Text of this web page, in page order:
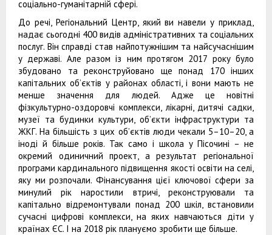
соціально-гуманітарній сфері.
До речі, Регіональний Центр, який ви навели у приклад,
надає сьогодні 400 видів адміністративних та соціальних
послуг. Він справді став найпотужнішим та найсучаснішим
у державі. Але разом із ним протягом 2017 року було
збудовано та реконструйовано ще понад 170 інших
капітальних об’єктів у районах області, і вони мають не
менше значення для людей. Адже це новітні
фізкультурно-оздоровчі комплекси, лікарні, дитячі садки,
музеї та будинки культури, об’єкти інфраструктури та
ЖКГ. На більшість з цих об’єктів люди чекали 5–10–20, а
іноді й більше років. Так само і школа у Пісочині – не
окремий одиничний проект, а результат регіональної
програми кардинального підвищення якості освіти на селі,
яку ми розпочали. Фінансування цієї ключової сфери за
минулий рік наростили втричі, реконструювали та
капітально відремонтували понад 200 шкіл, встановили
сучасні цифрові комплекси, на яких навчаються діти у
країнах ЄС. І на 2018 рік плануємо зробити ще більше.